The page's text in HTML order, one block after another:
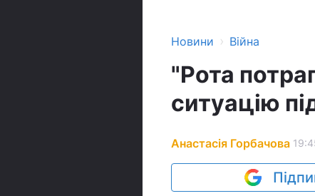
Новини › Війна
"Рота
ситуацію
Анастасія Горбачова